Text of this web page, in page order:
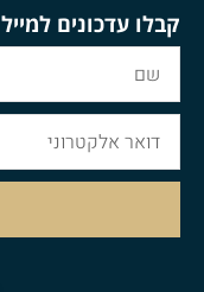
קבלו עדכונים למייל